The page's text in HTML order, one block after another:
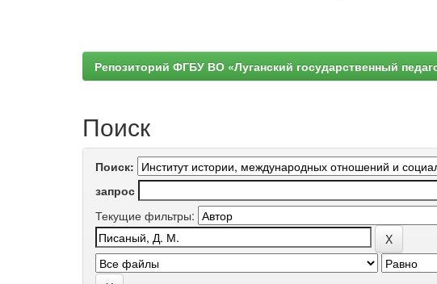
Репозиторий ФГБУ ВО «Луганский государственный
Поиск
Поиск:
запрос
Текущие фильтры: